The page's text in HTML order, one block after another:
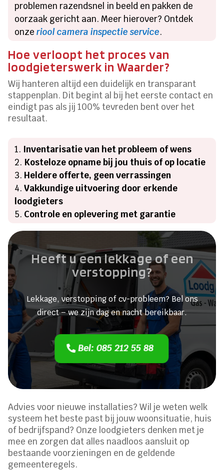
problemen razendsnel in beeld en pakken de
oorzaak gericht aan. Meer hierover? Ontdek
onzeriool camera inspectie service.
Hoe verloopt het proces van
loodgieterswerk in Waarder?
Wij hanteren altijd een duidelijk en transparant
stappenplan. Dit begint al bij het eerste contact en
eindigt pas als jij 100% tevreden bent over het
resultaat.
Inventarisatie van het probleem of wens
Kosteloze opname bij jou thuis of op locatie
Heldere offerte, geen verrassingen
Vakkundige uitvoering door erkende
loodgieters
Controle en oplevering met garantie
Heeft u een lekkage of een
verstopping?
Lekkage, verstopping of cv-probleem? Bel ons
direct – we zijn dag en nacht bereikbaar.
Bel: 085 212 55 88
Advies voor nieuwe installaties? Wil je weten welk
systeem het beste past bij jouw woonsituatie, huis
of bedrijfspand? Onze loodgieters denken met je
mee en zorgen dat alles naadloos aansluit op
bestaande voorzieningen en de geldende
gemeenteregels.